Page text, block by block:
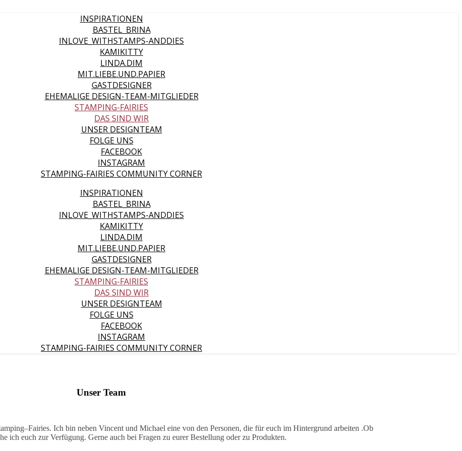
INSPIRATIONEN
BASTEL_BRINA
INLOVE_WITHSTAMPS-ANDDIES
KAMIKITTY
LINDA.DIM
MIT.LIEBE.UND.PAPIER
GASTDESIGNER
EHEMALIGE DESIGN-TEAM-MITGLIEDER
STAMPING-FAIRIES
DAS SIND WIR
UNSER DESIGNTEAM
FOLGE UNS
FACEBOOK
INSTAGRAM
STAMPING-FAIRIES COMMUNITY CORNER
INSPIRATIONEN
BASTEL_BRINA
INLOVE_WITHSTAMPS-ANDDIES
KAMIKITTY
LINDA.DIM
MIT.LIEBE.UND.PAPIER
GASTDESIGNER
EHEMALIGE DESIGN-TEAM-MITGLIEDER
STAMPING-FAIRIES
DAS SIND WIR
UNSER DESIGNTEAM
FOLGE UNS
FACEBOOK
INSTAGRAM
STAMPING-FAIRIES COMMUNITY CORNER
Unser Team
Ich bin neben Vincent und Michael eine von den Personen, die für euch im Hintergrund arbeiten .Ob
ich euch zur Verfügung. Gerne auch bei Fragen zu eurer Bestellung oder zu Produkten.